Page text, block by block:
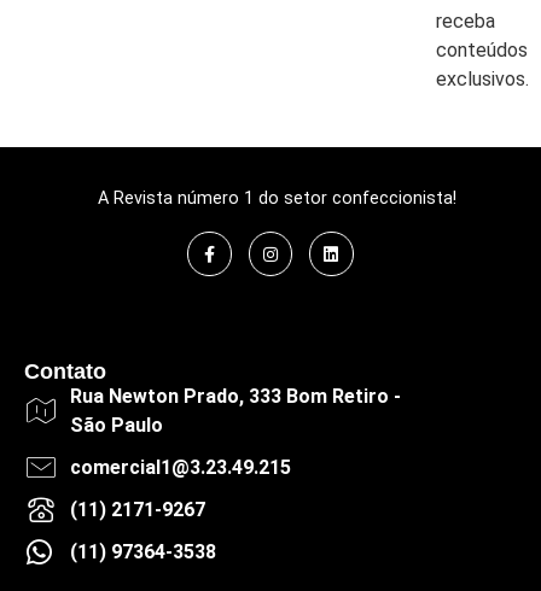
receba
conteúdos
exclusivos.
A Revista número 1 do setor confeccionista!
Contato
Rua Newton Prado, 333 Bom Retiro -
São Paulo
comercial1@3.23.49.215
(11) 2171-9267
(11) 97364-3538